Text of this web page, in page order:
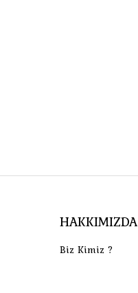
HAKKIMIZDA
Biz Kimiz ?